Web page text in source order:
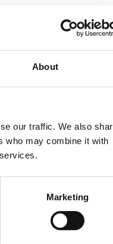
About
our traffic. We also
who may combine it with
Marketing